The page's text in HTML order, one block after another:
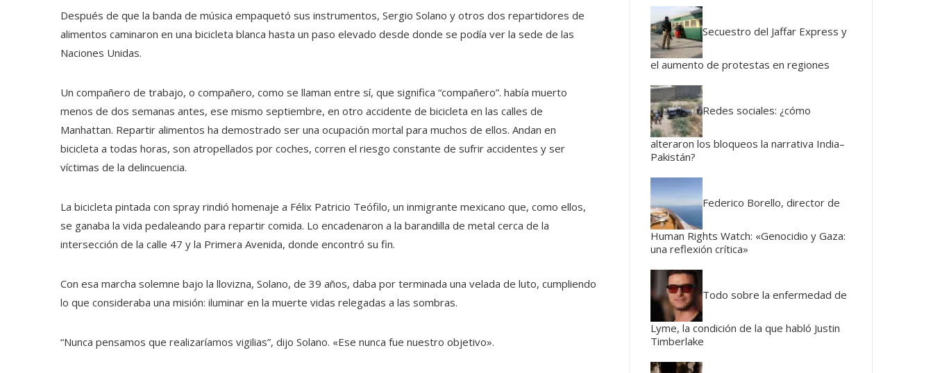
Después de que la banda de música empaquetó sus instrumentos, Sergio Solano y otros dos repartidores de
alimentos caminaron en una bicicleta blanca hasta un paso elevado desde donde se podía ver la sede de las
Naciones Unidas.
Un compañero de trabajo, o compañero, como se llaman entre sí, que significa “compañero”. había muerto
menos de dos semanas antes, ese mismo septiembre, en otro accidente de bicicleta en las calles de
Manhattan. Repartir alimentos ha demostrado ser una ocupación mortal para muchos de ellos. Andan en
bicicleta a todas horas, son atropellados por coches, corren el riesgo constante de sufrir accidentes y ser
víctimas de la delincuencia.
La bicicleta pintada con spray rindió homenaje a Félix Patricio Teófilo, un inmigrante mexicano que, como ellos,
se ganaba la vida pedaleando para repartir comida. Lo encadenaron a la barandilla de metal cerca de la
intersección de la calle 47 y la Primera Avenida, donde encontró su fin.
Con esa marcha solemne bajo la llovizna, Solano, de 39 años, daba por terminada una velada de luto, cumpliendo
lo que consideraba una misión: iluminar en la muerte vidas relegadas a las sombras.
“Nunca pensamos que realizaríamos vigilias”, dijo Solano. «Ese nunca fue nuestro objetivo».
Secuestro del Jaffar Express y
el aumento de protestas en regiones
Redes sociales: ¿cómo
alteraron los bloqueos la narrativa India–
Pakistán?
Federico Borello, director de
Human Rights Watch: «Genocidio y Gaza:
una reflexión crítica»
Todo sobre la enfermedad de
Lyme, la condición de la que habló Justin
Timberlake